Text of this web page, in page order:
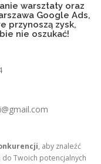
warsztaty oraz
Google Ads,
przynoszą zysk,
nie oszukać!
, aby znaleźć
Twoich potencjalnych